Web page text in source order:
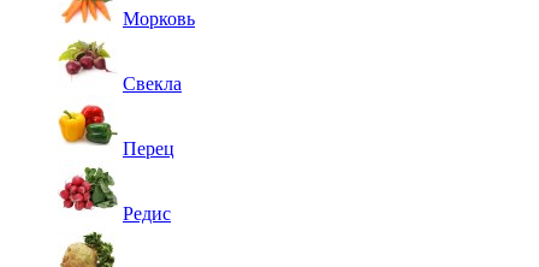
Морковь
Свекла
Перец
Редис